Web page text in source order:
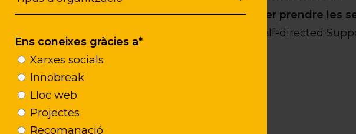
Ens coneixes gràcies a*
Xarxes socials
Innobreak
Lloc web
Projectes
Recomanació
d’oferir-li els suports que necessita per poder prendre les
és el que busca garantir el model europeu del Self-directed